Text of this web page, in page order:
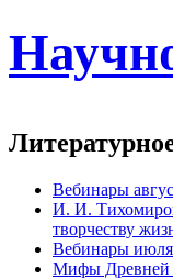
Вебинары
И. И.
творчеству
Вебинары июля
Мифы Древней